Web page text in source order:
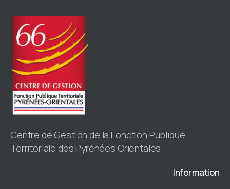
Centre de Gestion de la Fonction Publique
Territoriale des Pyrénées Orientales
Information